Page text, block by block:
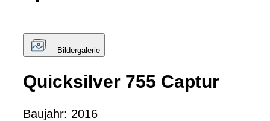
Bildergalerie
Quicksilver 755 Captur
Baujahr: 2016